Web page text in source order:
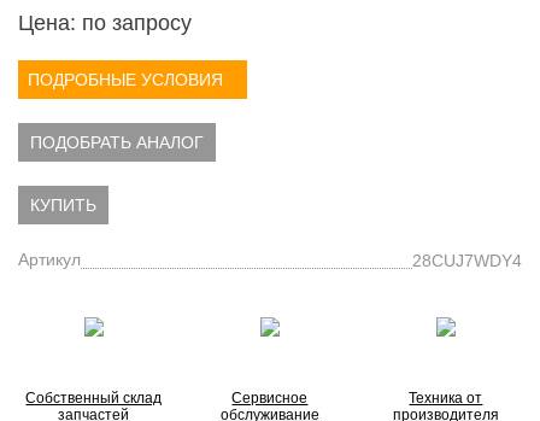
Цена: по запросу
ПОДРОБНЫЕ УСЛОВИЯ
ПОДОБРАТЬ АНАЛОГ
КУПИТЬ
Артикул 28CUJ7WDY4
Собственный склад
запчастей
Сервисное
обслуживание
Техника от
производителя